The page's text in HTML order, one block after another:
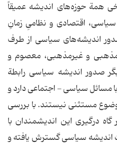
همة‌ حوزه‌های‌ اندیشه‌ عمیقاً‌
سیاسی، اقتصادی‌ و نظامیِ‌ زمانِ‌
اندیشه‌های‌ سیاسی‌ از طرف‌
مذهبی‌ و غیرمذهبی، معصوم‌ و
صدور اندیشه‌ سیاسی‌ رابطة‌
مسائل‌ سیاسی‌ - اجتماعی‌ دارد و
موضوع‌ مستثنی‌ نیستند. با بررسی‌
درگیری‌ این‌ اندیشمندان‌ با
اندیشه‌ سیاسی‌ گسترش‌ یافته‌ و